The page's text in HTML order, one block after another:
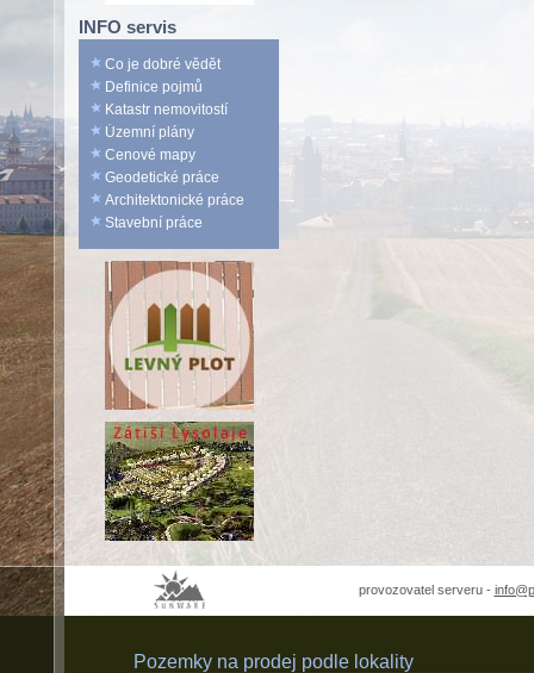
INFO servis
Co je dobré vědět
Definice pojmů
Katastr nemovitostí
Územní plány
Cenové mapy
Geodetické práce
Architektonické práce
Stavební práce
provozovatel serveru -
Pozemky na prodej podle lokality